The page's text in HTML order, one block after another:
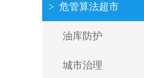
> 危管算法超市
油库防护
城市治理